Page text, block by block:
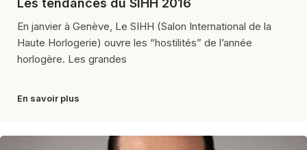
Les tendances du SIHH 2016
En janvier à Genève, Le SIHH (Salon International de la
Haute Horlogerie) ouvre les “hostilités” de l’année
horlogère. Les grandes
En savoir plus